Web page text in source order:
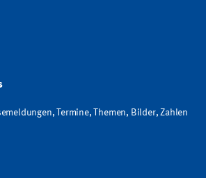
Termine, Themen, Bilder, Zahlen